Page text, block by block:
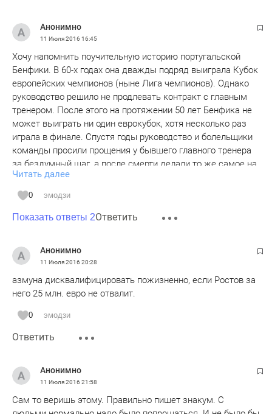
Анонимно
11 Июля 2016 16:45
Хочу напомнить поучительную историю португальской
Бенфики. В 60-х годах она дважды подряд выиграла Кубок
европейских чемпионов (ныне Лига чемпионов). Однако
руководство решило не продлевать контракт с главным
тренером. После этого на протяжении 50 лет Бенфика не
может выиграть ни один еврокубок, хотя несколько раз
играла в финале. Спустя годы руководство и болельщики
команды просили прощения у бывшего главного тренера
за бездумный шаг, а после смерти делали то же самое на
его могиле. Однако проклятие до сих пор не снято, и
Бенфика по-прежнему не может выиграть еврокубок.
Мораль этой истории очевидна.
Читать далее
0 эмодзи
Показать ответы 2Ответить
Анонимно
11 Июля 2016 20:28
азмуна дисквалифицировать пожизненно, если Ростов за
него 25 млн. евро не отвалит.
0 эмодзи
Ответить
Анонимно
11 Июля 2016 21:58
Сам то веришь этому. Правильно пишет знакум. С